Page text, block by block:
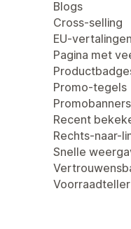
Blogs
Cross-selling
EU-
Pagina met
Promo-tegels
Promobanners
Recent
Rechts-naar-
Snelle
Voorraadteller